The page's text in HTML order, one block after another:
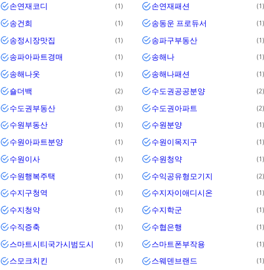
손연재코디 1 손연재패션 1
송건희 1 송동운 프로듀서 1
송정시장맛집 1 송파구부동산 1
송파아파트경매 1 송해나 1
송해나옷 1 송해나패션 1
숄더백 2 수도권공공분양 2
수도권부동산 3 수도권아파트 2
수원부동산 1 수원분양 1
수원아파트분양 1 수원이목지구 1
수원이사 1 수원청약 1
수원행복주택 1 수익공유형모기지 2
수지구청역 1 수지자이애디시온 1
수지청약 1 수지학군 1
수직증축 1 수협은행 1
스마트시티국가시범도시 1 스마트폰부작용 1
스모크치킨 1 스웨덴브랜드 1